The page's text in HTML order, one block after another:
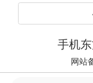
手机东
网站